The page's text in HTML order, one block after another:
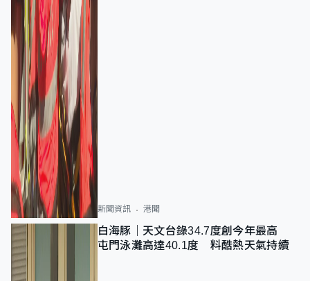
新聞資訊 港聞
白海豚｜天文台錄34.7度創今年最高
屯門泳灘高達40.1度 料酷熱天氣持續